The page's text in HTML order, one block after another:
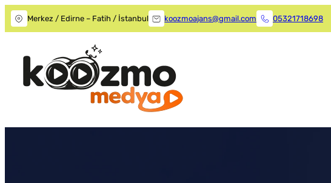
Merkez / Edirne – Fatih / İstanbul koozmoajans@gmail.com 05321718698